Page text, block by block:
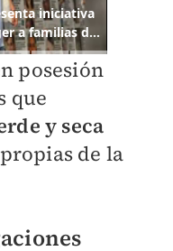
posesión
que
y seca
de la